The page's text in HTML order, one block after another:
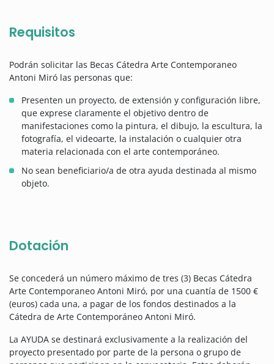
Requisitos
Podrán solicitar las Becas Cátedra Arte Contemporaneo
Antoni Miró las personas que:
Presenten un proyecto, de extensión y configuración libre,
que exprese claramente el objetivo dentro de
manifestaciones como la pintura, el dibujo, la escultura, la
fotografía, el videoarte, la instalación o cualquier otra
materia relacionada con el arte contemporáneo.
No sean beneficiario/a de otra ayuda destinada al mismo
objeto.
Dotación
Se concederá un número máximo de tres (3) Becas Cátedra
Arte Contemporaneo Antoni Miró, por una cuantía de 1500 €
(euros) cada una, a pagar de los fondos destinados a la
Cátedra de Arte Contemporáneo Antoni Miró.
La AYUDA se destinará exclusivamente a la realización del
proyecto presentado por parte de la persona o grupo de